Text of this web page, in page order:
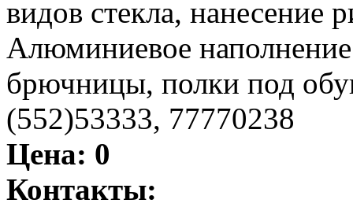
видов стекла, нанесение
Алюминиевое
брючницы, полки под
(552)53333, 77770238
Цена: 0
Контакты: